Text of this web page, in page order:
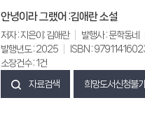
안녕이라 그랬어 :김애란 소설
저자 : 지은이: 김애란
발행사 : 문학동네
발행년도 : 2025
ISBN :
소장건수 : 1건
자료검색 희망도서신청불가